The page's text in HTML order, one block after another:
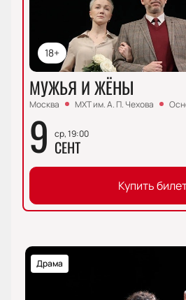
18+
МУЖЬЯ И ЖЁНЫ
Москва МХТ им. А. П. Чехова
9 ср, 19:00
СЕНТ
Купить
Драма